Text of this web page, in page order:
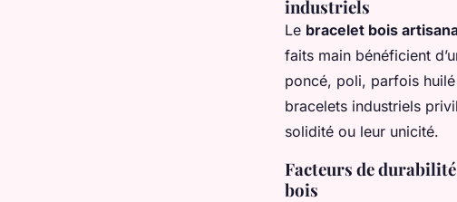
industriels
Le bracelet bois
faits main bénéficient
poncé, poli, parfois
bracelets industriels
solidité ou leur unicité.
Facteurs de
bois